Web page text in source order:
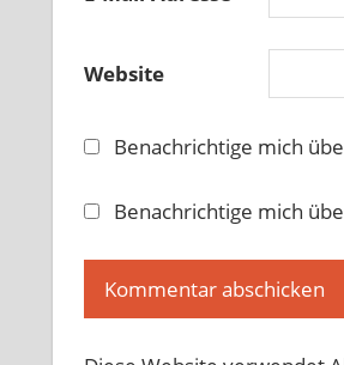
Website
Benachrichtige mich
Benachrichtige mich